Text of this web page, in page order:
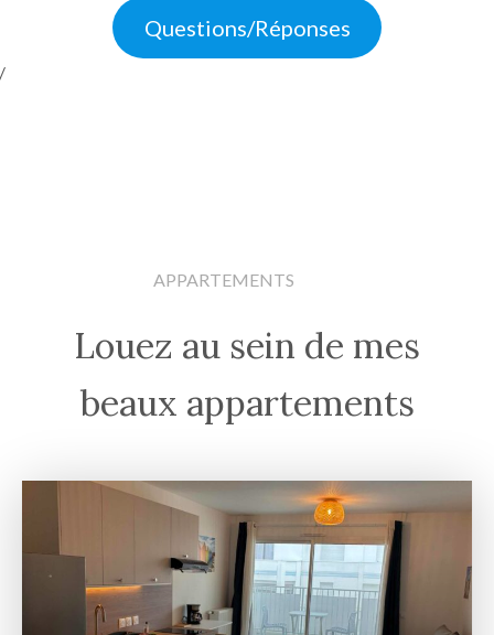
Questions/Réponses
/
APPARTEMENTS
Louez au sein de mes
beaux appartements